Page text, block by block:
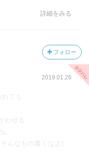
詳細をみる
フォロー
2019.01.26
ても
わせる
。
んなもの書くなよ)